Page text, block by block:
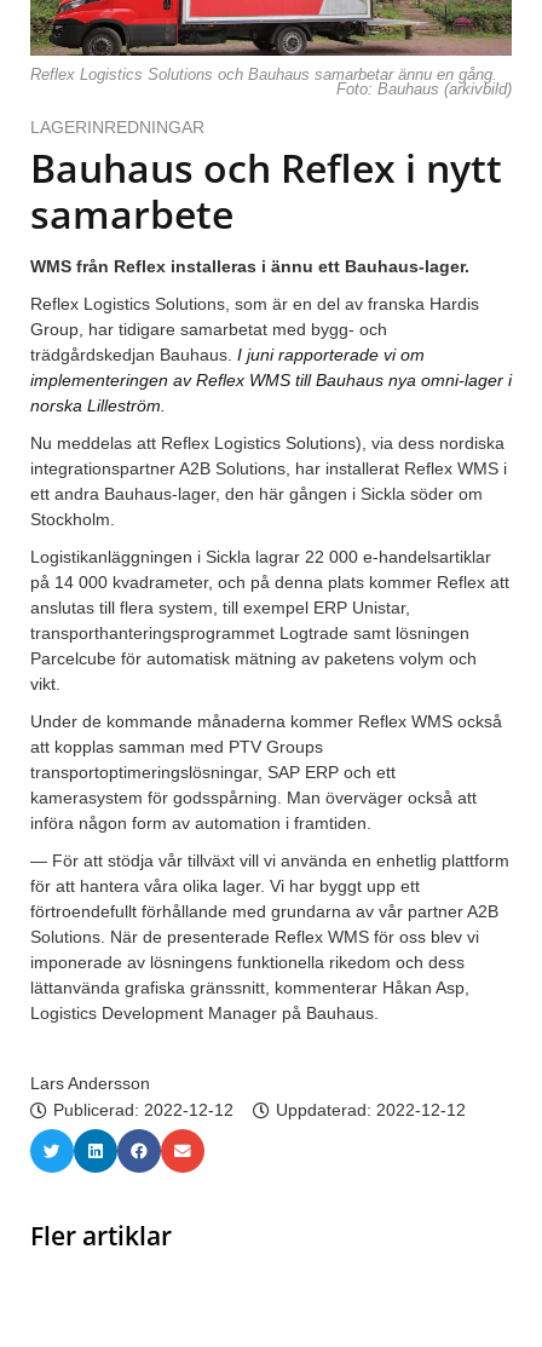
Reflex Logistics Solutions och Bauhaus samarbetar ännu en gång.
Foto: Bauhaus (arkivbild)
LAGERINREDNINGAR
Bauhaus och Reflex i nytt
samarbete
WMS från Reflex installeras i ännu ett Bauhaus-lager.
Reflex Logistics Solutions, som är en del av franska Hardis
Group, har tidigare samarbetat med bygg- och
trädgårdskedjan Bauhaus. I juni rapporterade vi om
implementeringen av Reflex WMS till Bauhaus nya omni-lager i
norska Lilleström.
Nu meddelas att Reflex Logistics Solutions), via dess nordiska
integrationspartner A2B Solutions, har installerat Reflex WMS i
ett andra Bauhaus-lager, den här gången i Sickla söder om
Stockholm.
Logistikanläggningen i Sickla lagrar 22 000 e-handelsartiklar
på 14 000 kvadrameter, och på denna plats kommer Reflex att
anslutas till flera system, till exempel ERP Unistar,
transporthanteringsprogrammet Logtrade samt lösningen
Parcelcube för automatisk mätning av paketens volym och
vikt.
Under de kommande månaderna kommer Reflex WMS också
att kopplas samman med PTV Groups
transportoptimeringslösningar, SAP ERP och ett
kamerasystem för godsspårning. Man överväger också att
införa någon form av automation i framtiden.
— För att stödja vår tillväxt vill vi använda en enhetlig plattform
för att hantera våra olika lager. Vi har byggt upp ett
förtroendefullt förhållande med grundarna av vår partner A2B
Solutions. När de presenterade Reflex WMS för oss blev vi
imponerade av lösningens funktionella rikedom och dess
lättanvända grafiska gränssnitt, kommenterar Håkan Asp,
Logistics Development Manager på Bauhaus.
Lars Andersson
Publicerad: 2022-12-12 Uppdaterad: 2022-12-12
Fler artiklar